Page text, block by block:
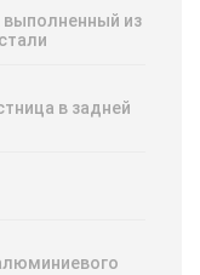
из
в задней